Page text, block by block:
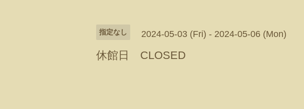
指定なし 2024-05-03 (Fri) - 2024-05-06 (Mon)
休館日 CLOSED